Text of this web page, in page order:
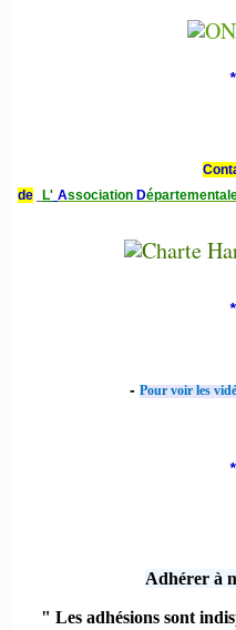
de L' Association D
- Pour voir les
Adhérer à
" Les adhésions sont